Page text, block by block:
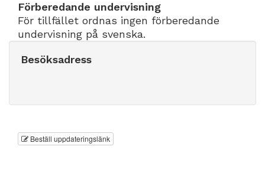
Förberedande undervisning
För tillfället ordnas ingen förberedande
undervisning på svenska.
Besöksadress
Beställ uppdateringslänk